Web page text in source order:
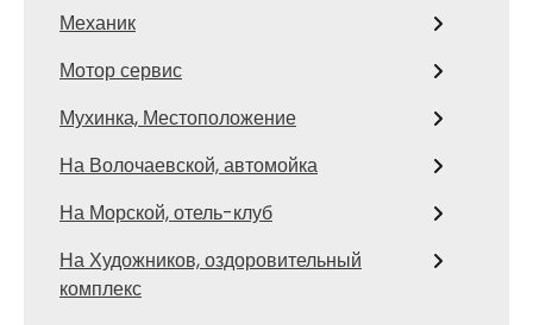
Механик
Мотор сервис
Мухинка, Местоположение
На Волочаевской, автомойка
На Морской, отель-клуб
На Художников, оздоровительный
комплекс